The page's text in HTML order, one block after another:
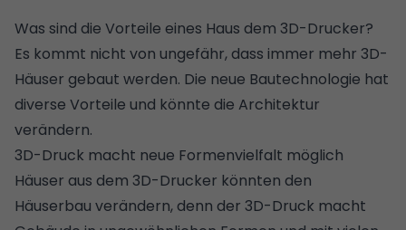
Was sind die Vorteile eines Haus dem 3D-Drucker?
Es kommt nicht von ungefähr, dass immer mehr 3D-
Häuser gebaut werden. Die neue Bautechnologie hat
diverse Vorteile und könnte die Architektur
verändern.
3D-Druck macht neue Formenvielfalt möglich
Häuser aus dem 3D-Drucker könnten den
Häuserbau verändern, denn der 3D-Druck macht